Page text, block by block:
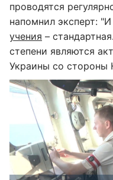
проводятся
напомнил эксперт: "И
учения –
степени являются
Украины со стороны